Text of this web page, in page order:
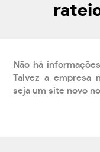
Não há
Talvez a empresa
seja um site novo